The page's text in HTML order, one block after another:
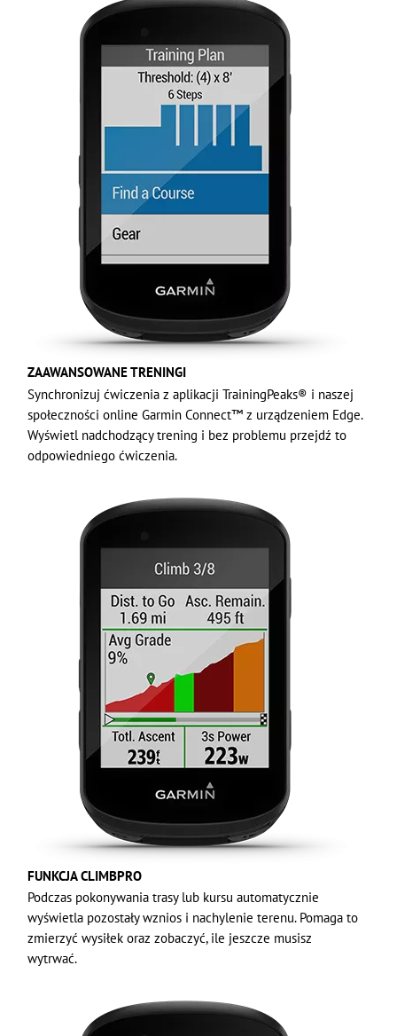
ZAAWANSOWANE TRENINGI
Synchronizuj ćwiczenia z aplikacji TrainingPeaks® i naszej
społeczności online Garmin Connect™ z urządzeniem Edge.
Wyświetl nadchodzący trening i bez problemu przejdź to
odpowiedniego ćwiczenia.
FUNKCJA CLIMBPRO
Podczas pokonywania trasy lub kursu automatycznie
wyświetla pozostały wznios i nachylenie terenu. Pomaga to
zmierzyć wysiłek oraz zobaczyć, ile jeszcze musisz
wytrwać.